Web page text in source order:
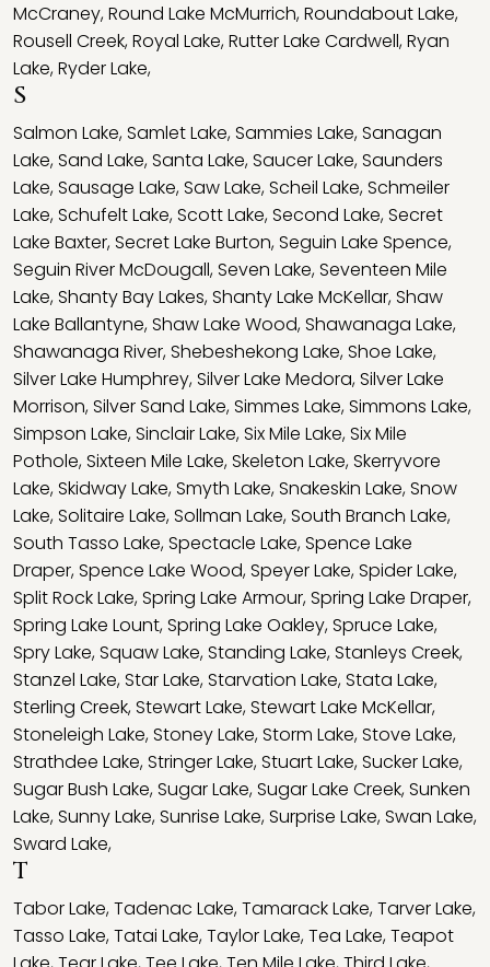
McCraney,Round Lake McMurrich,Roundabout Lake,
Rousell Creek,Royal Lake,Rutter Lake Cardwell,Ryan
Lake,Ryder Lake,
S
Salmon Lake,Samlet Lake,Sammies Lake,Sanagan
Lake,Sand Lake,Santa Lake,Saucer Lake,Saunders
Lake,Sausage Lake,Saw Lake,Scheil Lake,Schmeiler
Lake,Schufelt Lake,Scott Lake,Second Lake,Secret
Lake Baxter,Secret Lake Burton,Seguin Lake Spence,
Seguin River McDougall,Seven Lake,Seventeen Mile
Lake,Shanty Bay Lakes,Shanty Lake McKellar,Shaw
Lake Ballantyne,Shaw Lake Wood,Shawanaga Lake,
Shawanaga River,Shebeshekong Lake,Shoe Lake,
Silver Lake Humphrey,Silver Lake Medora,Silver Lake
Morrison,Silver Sand Lake,Simmes Lake,Simmons Lake,
Simpson Lake,Sinclair Lake,Six Mile Lake,Six Mile
Pothole,Sixteen Mile Lake,Skeleton Lake,Skerryvore
Lake,Skidway Lake,Smyth Lake,Snakeskin Lake,Snow
Lake,Solitaire Lake,Sollman Lake,South Branch Lake,
South Tasso Lake,Spectacle Lake,Spence Lake
Draper,Spence Lake Wood,Speyer Lake,Spider Lake,
Split Rock Lake,Spring Lake Armour,Spring Lake Draper,
Spring Lake Lount,Spring Lake Oakley,Spruce Lake,
Spry Lake,Squaw Lake,Standing Lake,Stanleys Creek,
Stanzel Lake,Star Lake,Starvation Lake,Stata Lake,
Sterling Creek,Stewart Lake,Stewart Lake McKellar,
Stoneleigh Lake,Stoney Lake,Storm Lake,Stove Lake,
Strathdee Lake,Stringer Lake,Stuart Lake,Sucker Lake,
Sugar Bush Lake,Sugar Lake,Sugar Lake Creek,Sunken
Lake,Sunny Lake,Sunrise Lake,Surprise Lake,Swan Lake,
Sward Lake,
T
Tabor Lake,Tadenac Lake,Tamarack Lake,Tarver Lake,
Tasso Lake,Tatai Lake,Taylor Lake,Tea Lake,Teapot